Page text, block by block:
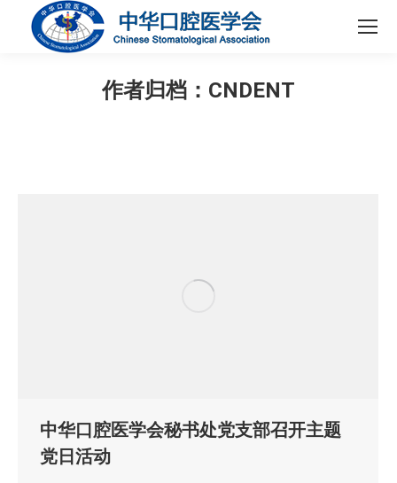
作者归档： CNDENT
中华口腔医学会秘书处党支部召开主题
党日活动